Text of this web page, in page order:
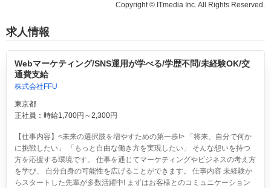
Copyright © ITmedia Inc. All Rights Reserved.
求人情報
Webマーケティング/SNS運用が学べる/学歴不問/未経験OK/交
通費支給
株式会社FFU
東京都
正社員：時給1,700円～2,300円
【仕事内容】<未来の選択肢を増やすための第一歩!> 「将来、自分で何か
に挑戦したい」 「もっと自由な働き方を実現したい」 そんな想いを持つ
方を応援する環境です。 仕事を通じてマーケティングやビジネスの考え方
を学び、 自分自身の可能性を広げることができます。 仕事内容 未経験か
らスタートした先輩が多数活躍中! まずはお客様とのコミュニケーション